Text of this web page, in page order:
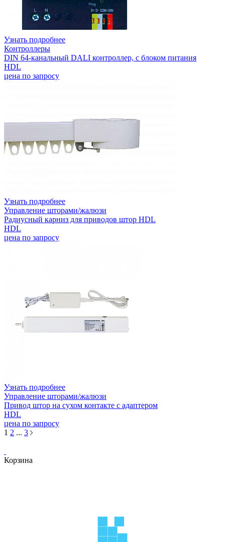
Узнать подробнее
Контроллеры
DIN 64-канальный DALI контроллер, с блоком питания
HDL
цена по запросу
Узнать подробнее
Управление шторами/жалюзи
Радиусный карниз для приводов штор HDL
HDL
цена по запросу
Узнать подробнее
Управление шторами/жалюзи
Привод штор на сухом контакте с адаптером
HDL
цена по запросу
1 2 ... 3
Корзина